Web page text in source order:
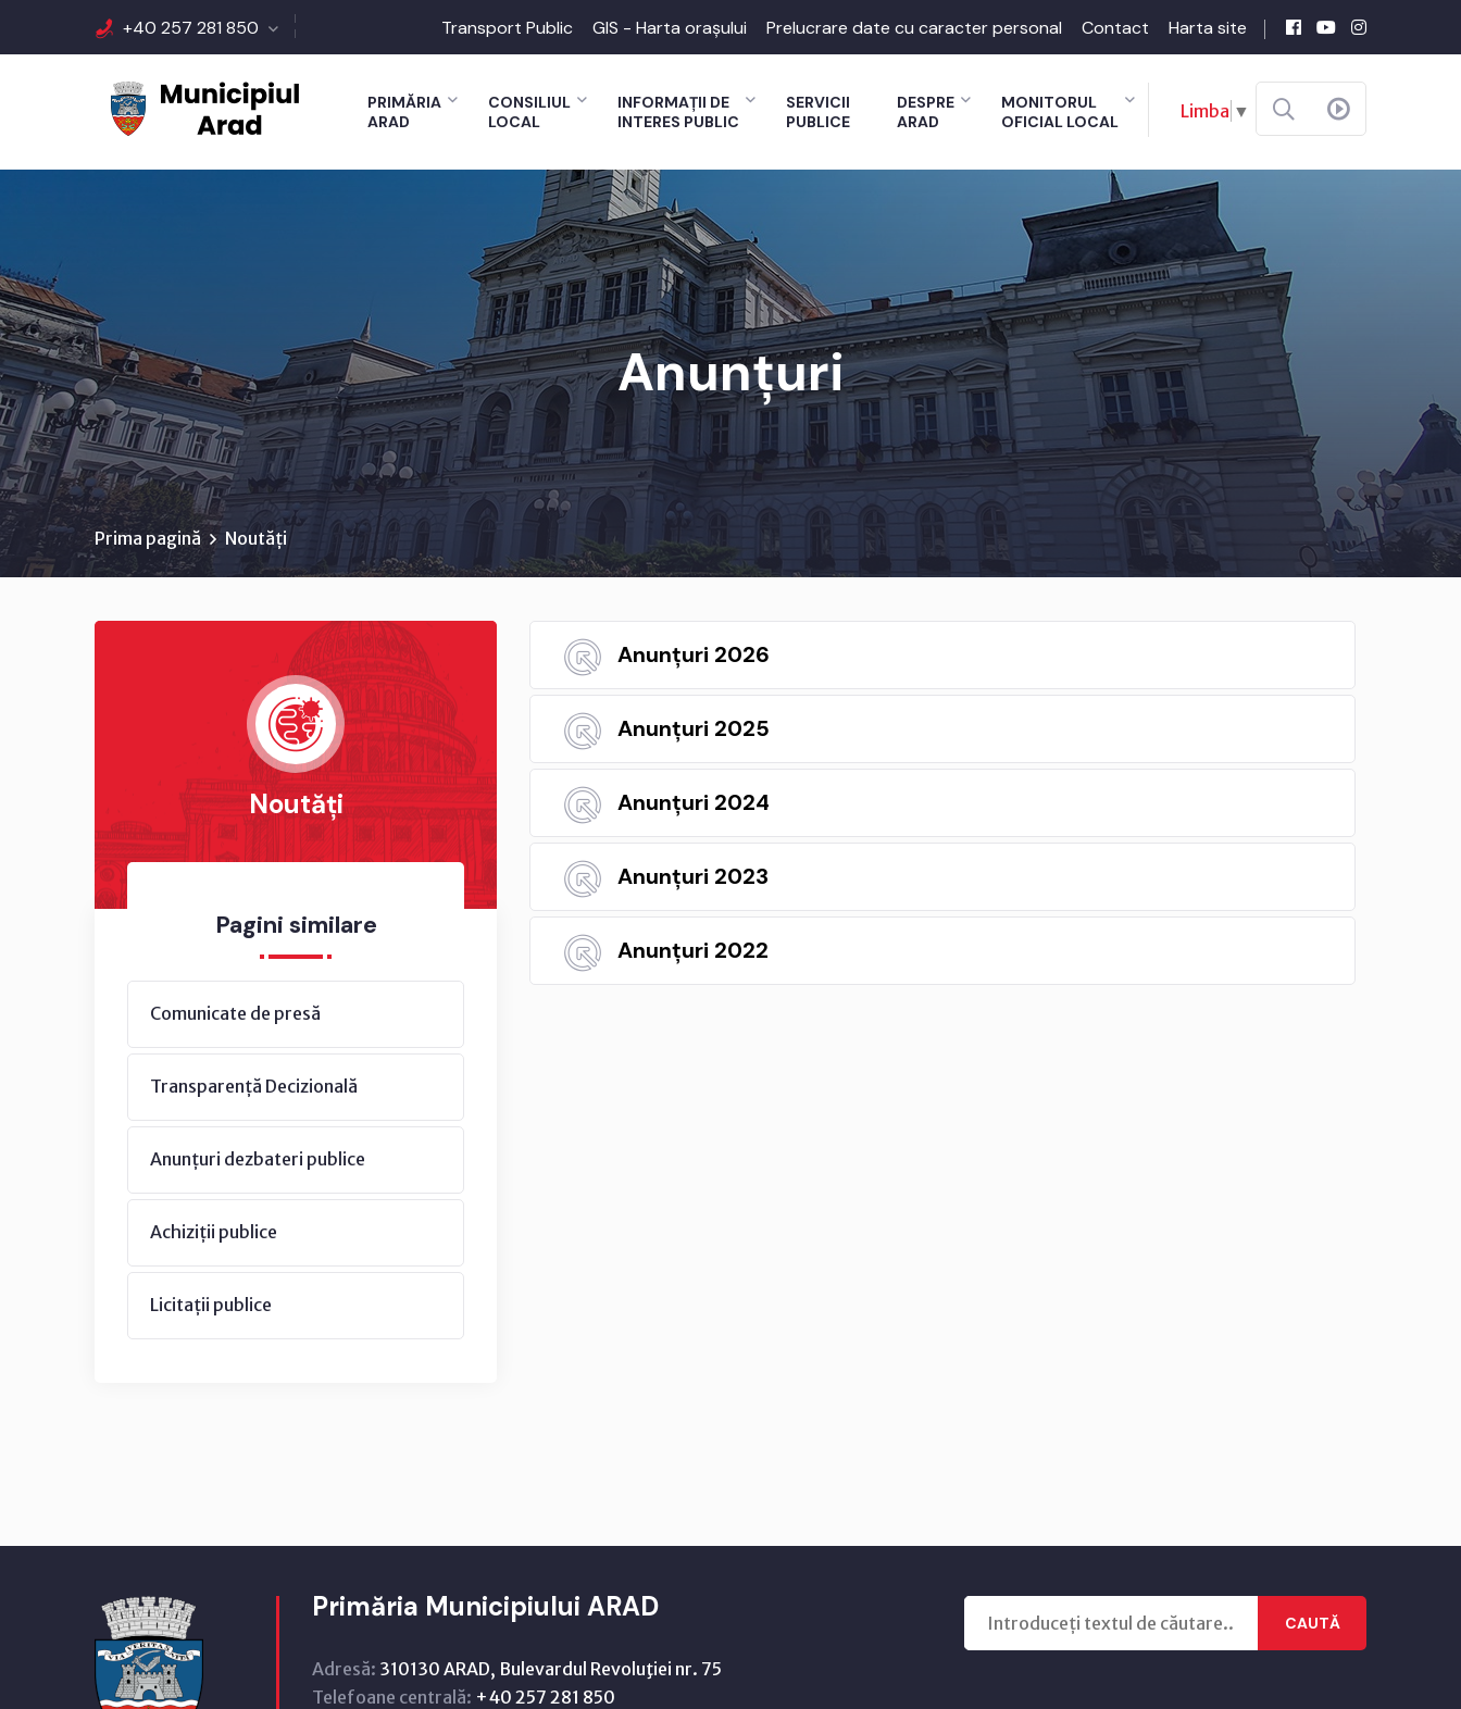
+40 257 281 850 Transport Public GIS - Harta orașului Prelucrare date cu caracter personal Contact Harta site
PRIMĂRIA
ARAD
CONSILIUL
LOCAL
INFORMAȚII DE
INTERES PUBLIC
SERVICII
PUBLICE
DESPRE
ARAD
MONITORUL
OFICIAL LOCAL
Limba ▼
Anunțuri
Prima pagină Noutăți
Noutăți
Pagini similare
Comunicate de presă
Transparență Decizională
Anunțuri dezbateri publice
Achiziții publice
Licitații publice
Anunțuri 2026
Anunțuri 2025
Anunțuri 2024
Anunțuri 2023
Anunțuri 2022
Primăria Municipiului ARAD
Adresă: 310130 ARAD, Bulevardul Revoluţiei nr. 75
Telefoane centrală: +40 257 281 850
CAUTĂ